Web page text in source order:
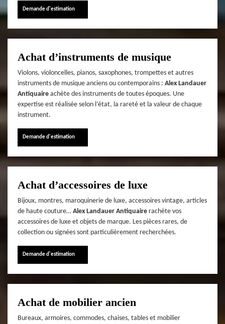
Demande d'estimation
Achat d’instruments de musique
Violons, violoncelles, pianos, saxophones, trompettes et autres
instruments de musique anciens ou contemporains : Alex Landauer
Antiquaire achète des instruments de toutes époques. Une
expertise est réalisée selon l’état, la rareté et la valeur de chaque
instrument.
Demande d'estimation
Achat d’accessoires de luxe
Bijoux, montres, maroquinerie de luxe, accessoires vintage, articles
de haute couture… Alex Landauer Antiquaire rachète vos
accessoires de luxe et objets de marque. Les pièces rares, de
collection ou signées sont particulièrement recherchées.
Demande d'estimation
Achat de mobilier ancien
Bureaux, armoires, commodes, chaises, tables et mobilier